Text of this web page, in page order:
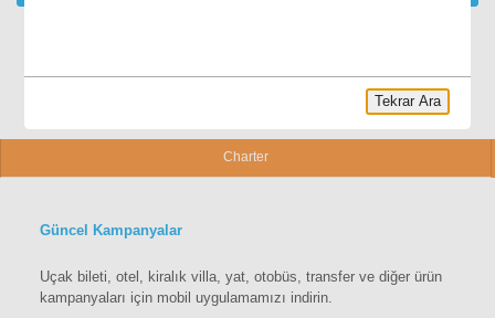
Charter
Güncel Kampanyalar
Uçak bileti, otel, kiralık villa, yat, otobüs, transfer ve diğer ürün
kampanyaları için mobil uygulamamızı indirin.
Tekrar Ara